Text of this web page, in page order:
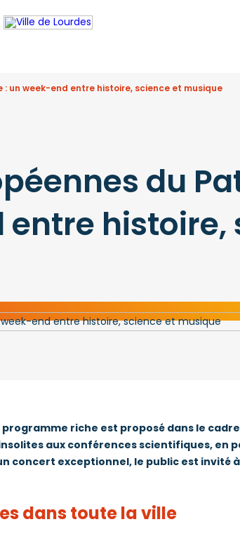
: un week-end entre histoire, science et musique
du
histoire,
riche est proposé dans le
aux conférences scientifiques, en
concert exceptionnel, le public est invité
dans toute la ville